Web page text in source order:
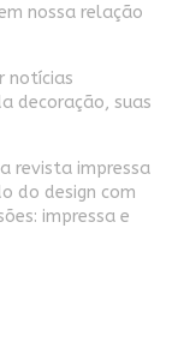
nossa relação
notícias
decoração, suas
revista impressa
do design com
impressa e